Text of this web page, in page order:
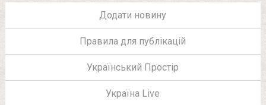
Додати новину
Правила для публікацій
Український Простір
Україна Live